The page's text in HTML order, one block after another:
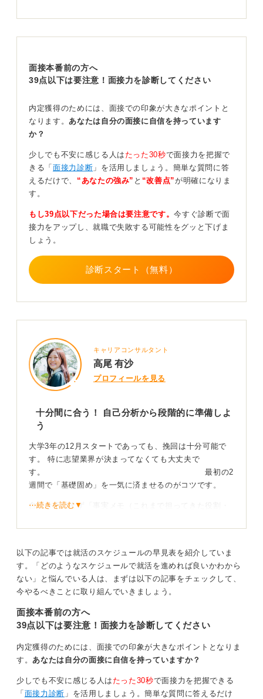
3月から対策！ 自分のペースで計画を立てよう
続く12月～2月頃で、説明会への参加や、可能であれば
短期のインターンシップ（インターン）を経験し、企業
理解を深めます。
そして3月以降は、本格的な選考開始に合わせ、エントリ
ーシート（ES）の作成や面接対策にシフトしていく、と
いう流れが現実的です。
画を立て、一つひとつ着実に実行していくことが内定へ
の近道です。
0
面接本番前の方へ
39点以下は要注意！面接力を診断してください
内定獲得のためには、面接での印象が大きなポイントと
なります。 あなたは自分の面接に自信を持っています
か？
少しでも不安に感じる人は たった30秒で面接力を把握で
きる「 面接力診断 」を活用しましょう。簡単な質問に答
えるだけで、 “あなたの強み” と “改善点”が明確になりま
す。
もし39点以下だった場合は要注意です。今すぐ診断で面
接力をアップし、就職で失敗する可能性をグッと下げま
しょう。
診断スタート（無料）
キャリアコンサルタント
高尾 有沙
プロフィールを見る
十分間に合う！ 自己分析から段階的に準備しよ
う
大学3年の12月スタートであっても、挽回は十分可能で
す。 特に志望業界が決まってなくても大丈夫で
す。 最初の2
週間で「基礎固め」を一気に済ませるのがコツです。
自己分析はまず「事実メモ（これまで担ってきた役割・
をもとに、ガクチカを3本、強み・弱みを各3項目まで言
同時に、志望業界が未定ならまずは職種理解を優先し、
営業／企画／コーポレート／技術の代表的な1日とキャリ
アパス、評価軸をつかみます。
3〜4週めで説明会を入れ、気になる業界や企業がみつか
ったらOBOG訪問もチャレンジしてみましょう。1日1社
形を作成し始めます。
学校との両立に注意！ 完璧を目指さずPDCAを回そ
う
⋯続きを読む▼
以下の記事では就活のスケジュールの早見表を紹介していま
す。「どのようなスケジュールで就活を進めれば良いかわから
ない」と悩んでいる人は、まずは以下の記事をチェックして、
今やるべきことに取り組んでいきましょう。
面接本番前の方へ
39点以下は要注意！面接力を診断してください
内定獲得のためには、面接での印象が大きなポイントとなりま
す。あなたは自分の面接に自信を持っていますか？
少しでも不安に感じる人は たった30秒で面接力を把握できる
「 面接力診断 」を活用しましょう。簡単な質問に答えるだけ